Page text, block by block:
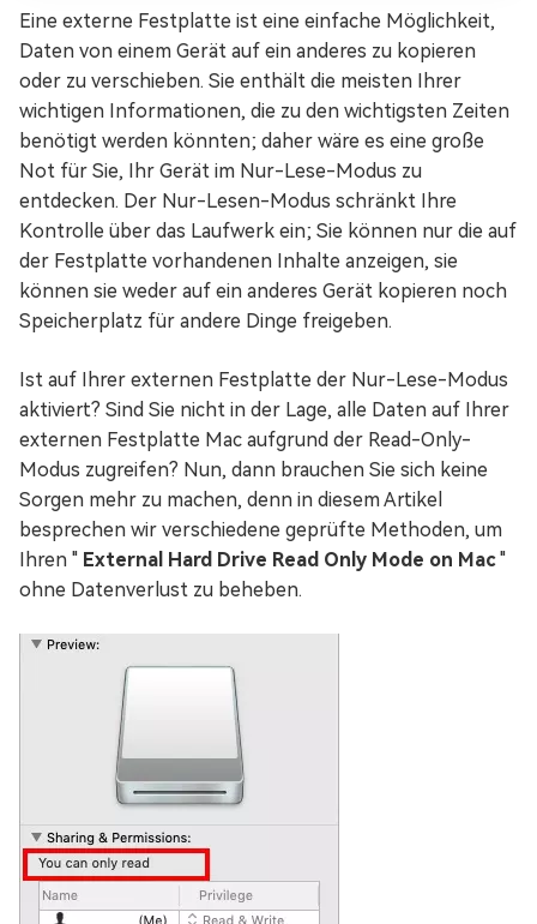
Eine externe Festplatte ist eine einfache Möglichkeit,
Daten von einem Gerät auf ein anderes zu kopieren
oder zu verschieben. Sie enthält die meisten Ihrer
wichtigen Informationen, die zu den wichtigsten Zeiten
benötigt werden könnten; daher wäre es eine große
Not für Sie, Ihr Gerät im Nur-Lese-Modus zu
entdecken. Der Nur-Lesen-Modus schränkt Ihre
Kontrolle über das Laufwerk ein; Sie können nur die auf
der Festplatte vorhandenen Inhalte anzeigen, sie
können sie weder auf ein anderes Gerät kopieren noch
Speicherplatz für andere Dinge freigeben.
Ist auf Ihrer externen Festplatte der Nur-Lese-Modus
aktiviert? Sind Sie nicht in der Lage, alle Daten auf Ihrer
externen Festplatte Mac aufgrund der Read-Only-
Modus zugreifen? Nun, dann brauchen Sie sich keine
Sorgen mehr zu machen, denn in diesem Artikel
besprechen wir verschiedene geprüfte Methoden, um
Ihren " External Hard Drive Read Only Mode on Mac"
ohne Datenverlust zu beheben.